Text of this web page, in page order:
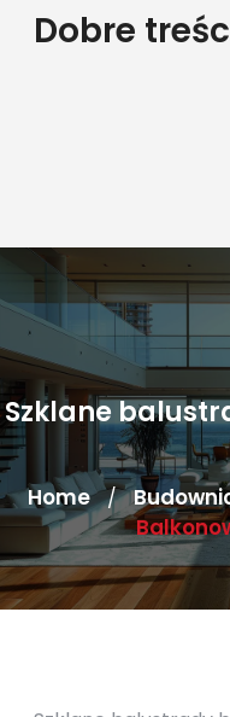
SkipDobre
Szklane
Home /